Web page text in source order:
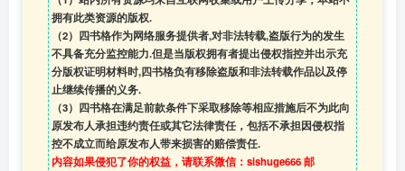
拥有此类资源的版权.
（2）四书格作为网络服务提供者,对非法转载,盗版行为的发生
不具备充分监控能力.但是当版权拥有者提出侵权指控并出示充
分版权证明材料时,四书格负有移除盗版和非法转载作品以及停
止继续传播的义务.
（3）四书格在满足前款条件下采取移除等相应措施后不为此向
原发布人承担违约责任或其它法律责任，包括不承担因侵权指
控不成立而给原发布人带来损害的赔偿责任.
内容如果侵犯了你的权益，请联系微信：sishuge666 邮